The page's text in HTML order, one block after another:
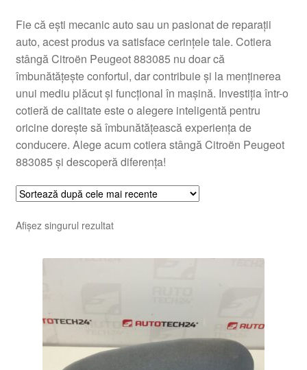
Livrare în toată lumea
Plângere
Plățile
Politică de confidențialitate
Procedura de reclamație
Termeni si conditii
Fie că ești mecanic auto sau un pasionat de reparații
auto, acest produs va satisface cerințele tale. Cotiera
stângă Citroën Peugeot 883085 nu doar că
îmbunătățește confortul, dar contribuie și la menținerea
unui mediu plăcut și funcțional în mașină. Investiția într-o
cotieră de calitate este o alegere inteligentă pentru
oricine dorește să îmbunătățească experiența de
conducere. Alege acum cotiera stângă Citroën Peugeot
883085 și descoperă diferența!
Afișez singurul rezultat